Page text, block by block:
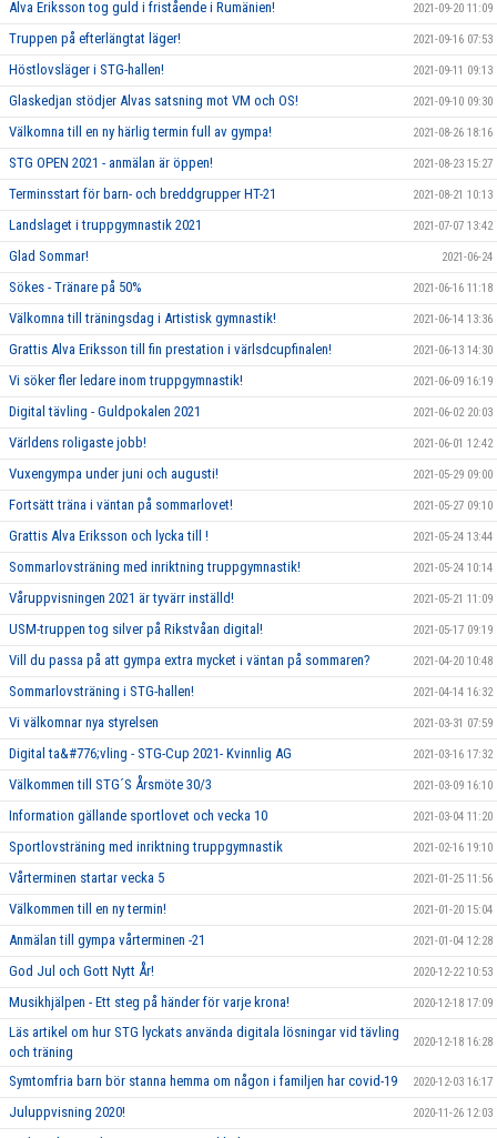
Alva Eriksson tog guld i fristående i Rumänien! 2021-09-20 11:09
Truppen på efterlängtat läger! 2021-09-16 07:53
Höstlovsläger i STG-hallen! 2021-09-11 09:13
Glaskedjan stödjer Alvas satsning mot VM och OS! 2021-09-10 09:30
Välkomna till en ny härlig termin full av gympa! 2021-08-26 18:16
STG OPEN 2021 - anmälan är öppen! 2021-08-23 15:27
Terminsstart för barn- och breddgrupper HT-21 2021-08-21 10:13
Landslaget i truppgymnastik 2021 2021-07-07 13:42
Glad Sommar! 2021-06-24
Sökes - Tränare på 50% 2021-06-16 11:18
Välkomna till träningsdag i Artistisk gymnastik! 2021-06-14 13:36
Grattis Alva Eriksson till fin prestation i värlsdcupfinalen! 2021-06-13 14:30
Vi söker fler ledare inom truppgymnastik! 2021-06-09 16:19
Digital tävling - Guldpokalen 2021 2021-06-02 20:03
Världens roligaste jobb! 2021-06-01 12:42
Vuxengympa under juni och augusti! 2021-05-29 09:00
Fortsätt träna i väntan på sommarlovet! 2021-05-27 09:10
Grattis Alva Eriksson och lycka till ! 2021-05-24 13:44
Sommarlovsträning med inriktning truppgymnastik! 2021-05-24 10:14
Våruppvisningen 2021 är tyvärr inställd! 2021-05-21 11:09
USM-truppen tog silver på Rikstvåan digital! 2021-05-17 09:19
Vill du passa på att gympa extra mycket i väntan på sommaren? 2021-04-20 10:48
Sommarlovsträning i STG-hallen! 2021-04-14 16:32
Vi välkomnar nya styrelsen 2021-03-31 07:59
Digital ta&#776;vling - STG-Cup 2021- Kvinnlig AG 2021-03-16 17:32
Välkommen till STG´S Årsmöte 30/3 2021-03-09 16:10
Information gällande sportlovet och vecka 10 2021-03-04 11:20
Sportlovsträning med inriktning truppgymnastik 2021-02-16 19:10
Vårterminen startar vecka 5 2021-01-25 11:56
Välkommen till en ny termin! 2021-01-20 15:04
Anmälan till gympa vårterminen -21 2021-01-04 12:28
God Jul och Gott Nytt År! 2020-12-22 10:53
Musikhjälpen - Ett steg på händer för varje krona! 2020-12-18 17:09
Läs artikel om hur STG lyckats använda digitala lösningar vid tävling
och träning
2020-12-18 16:28
Symtomfria barn bör stanna hemma om någon i familjen har covid-19 2020-12-03 16:17
Juluppvisning 2020! 2020-11-26 12:03